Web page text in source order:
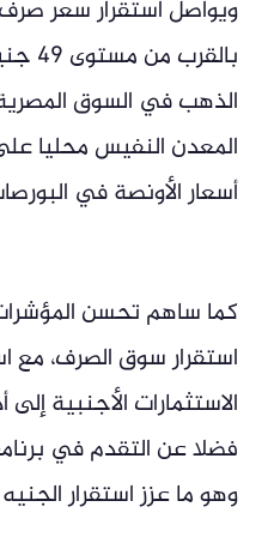
ويواصل استقرار سعر صرف
الذهب في السوق
المعدن النفيس محليا
أسعار الأونصة في
كما ساهم تحسن
استقرار سوق الصرف، مع
الاستثمارات الأجنبية
فضلا عن التقدم في
وهو ما عزز استقرار